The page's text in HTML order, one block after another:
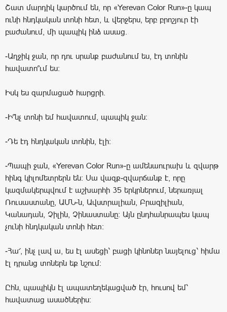
Շատ մարդիկ կարծում են, որ «Yerevan Color Run»-ը կապ
ունի հնդկական տոնի հետ, և վերջերս, երբ բրոշյուր էի
բաժանում, մի պապիկ ինձ ասաց.
-Աղջիկ ջան, որ դու սրանք բաժանում ես, էդ տոնին
հավատո՞ւմ ես:
Իսկ ես զարմացած հարցրի.
-Ի՞նչ տոնի եմ հավատում, պապիկ ջան:
-Դե էդ հնդկական տոնին, էլի:
-Պապի ջան, «Yerevan Color Run»-ը ամենաուրախ և զվարթ
հինգ կիլոմետրերն են: Սա վազք-զվարճանք է, որը
կազմակերպվում է աշխարհի 35 երկրներում, ներառյալ
Ռուսաստանը, ԱՄՆ-ն, Ավստրալիան, Բրազիլիան,
Կանադան, Չիլին, Չինաստանը: Այն ընդհանրապես կապ
չունի հնդկական տոնի հետ:
-Հա՜, ինչ լավ ա, ես էլ ասեցի՝ բացի կինոներ նայելուց՝ հիմա
էլ դրանց տոներն եք նշում:
Ըհն, պապիկն էլ ապատեղեկացված էր, հուսով եմ՝
հավատաց ասածներիս: